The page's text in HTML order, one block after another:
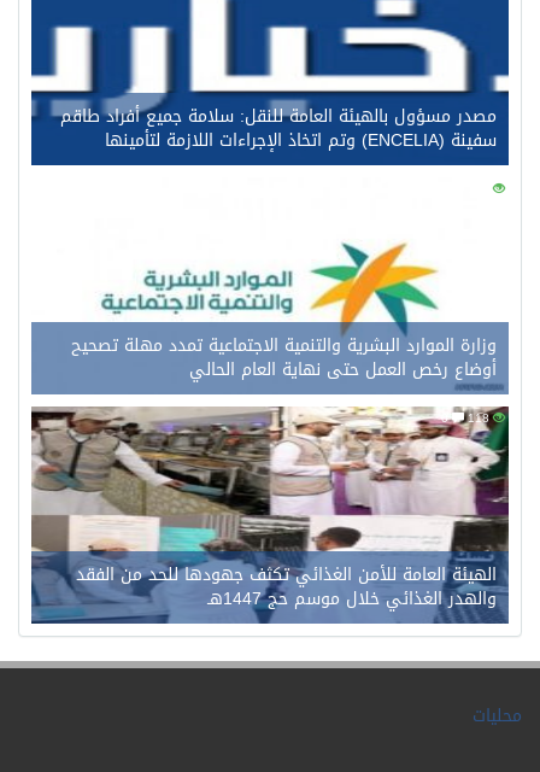
مصدر مسؤول بالهيئة العامة للنقل: سلامة جميع أفراد طاقم
سفينة (ENCELIA) وتم اتخاذ الإجراءات اللازمة لتأمينها
141
وزارة الموارد البشرية والتنمية الاجتماعية تمدد مهلة تصحيح
أوضاع رخص العمل حتى نهاية العام الحالي
118
0
الهيئة العامة للأمن الغذائي تكثف جهودها للحد من الفقد
والهدر الغذائي خلال موسم حج 1447هـ
محليات